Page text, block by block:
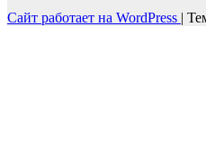
Сайт работает на WordPress |